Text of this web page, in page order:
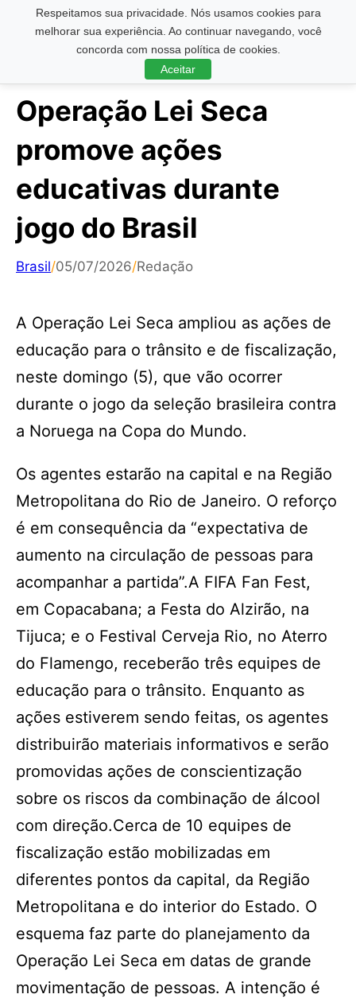
Respeitamos sua privacidade. Nós usamos cookies para
melhorar sua experiência. Ao continuar navegando, você
concorda com nossa política de cookies.
Aceitar
Pesquisar ...
Operação Lei Seca
promove ações
educativas durante
jogo do Brasil
Brasil/05/07/2026/Redação
A Operação Lei Seca ampliou as ações de
educação para o trânsito e de fiscalização,
neste domingo (5), que vão ocorrer
durante o jogo da seleção brasileira contra
a Noruega na Copa do Mundo.
Os agentes estarão na capital e na Região
Metropolitana do Rio de Janeiro. O reforço
é em consequência da “expectativa de
aumento na circulação de pessoas para
acompanhar a partida”.A FIFA Fan Fest,
em Copacabana; a Festa do Alzirão, na
Tijuca; e o Festival Cerveja Rio, no Aterro
do Flamengo, receberão três equipes de
educação para o trânsito. Enquanto as
ações estiverem sendo feitas, os agentes
distribuirão materiais informativos e serão
promovidas ações de conscientização
sobre os riscos da combinação de álcool
com direção.Cerca de 10 equipes de
fiscalização estão mobilizadas em
diferentes pontos da capital, da Região
Metropolitana e do interior do Estado. O
esquema faz parte do planejamento da
Operação Lei Seca em datas de grande
movimentação de pessoas. A intenção é